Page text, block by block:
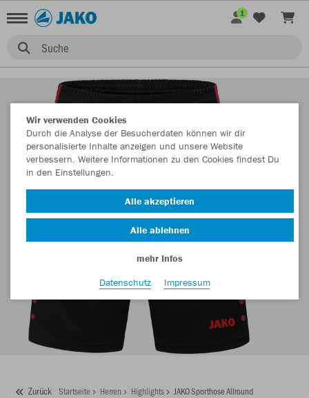
Suche
1
Zurück Startseite Herren Highlights JAKO Sporthose Allround
Wir verwenden Cookies
Durch die Analyse der Besucherdaten können wir dir
personalisierte Inhalte anzeigen und unsere Website
verbessern. Weitere Informationen zu den Cookies findest Du
in den Einstellungen.
Alle akzeptieren
Alle ablehnen
mehr Infos
Datenschutz
Impressum